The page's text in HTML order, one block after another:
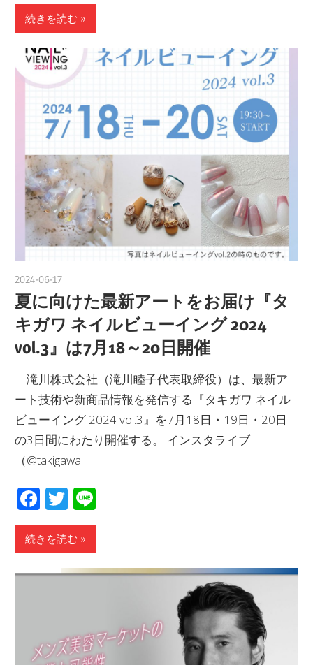
続きを読む
2024-06-17
夏に向けた最新アートをお届け『タ
キガワ ネイルビューイング 2024
vol.3』は7月18～20日開催
滝川株式会社（滝川睦子代表取締役）は、最新ア
ート技術や新商品情報を発信する『タキガワ ネイル
ビューイング 2024 vol.3』を7月18日・19日・20日
の3日間にわたり開催する。 インスタライブ
（@takigawa
Facebook
Twitter
続きを読む